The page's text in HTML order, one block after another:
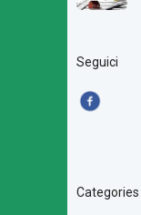
Seguici
Categories